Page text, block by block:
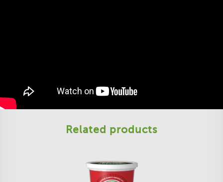
Related products